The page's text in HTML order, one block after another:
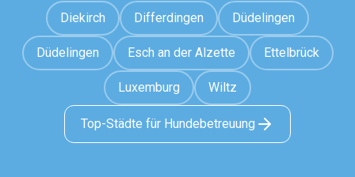
Diekirch Differdingen Düdelingen
Düdelingen Esch an der Alzette Ettelbrück
Luxemburg Wiltz
Top-Städte für Hundebetreuung